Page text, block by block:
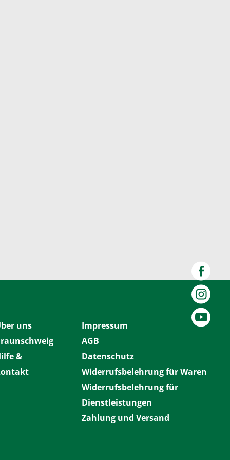
uns
&
Impressum
AGB
Datenschutz
Widerrufsbelehrung für Waren
Widerrufsbelehrung für
Dienstleistungen
Zahlung und Versand